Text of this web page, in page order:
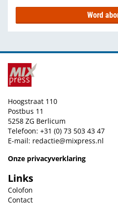
Word
Hoogstraat 110
Postbus 11
5258 ZG Berlicum
Telefoon: +31 (0) 73 503 43 47
E-mail: redactie@mixpress.nl
Onze privacyverklaring
Links
Colofon
Contact